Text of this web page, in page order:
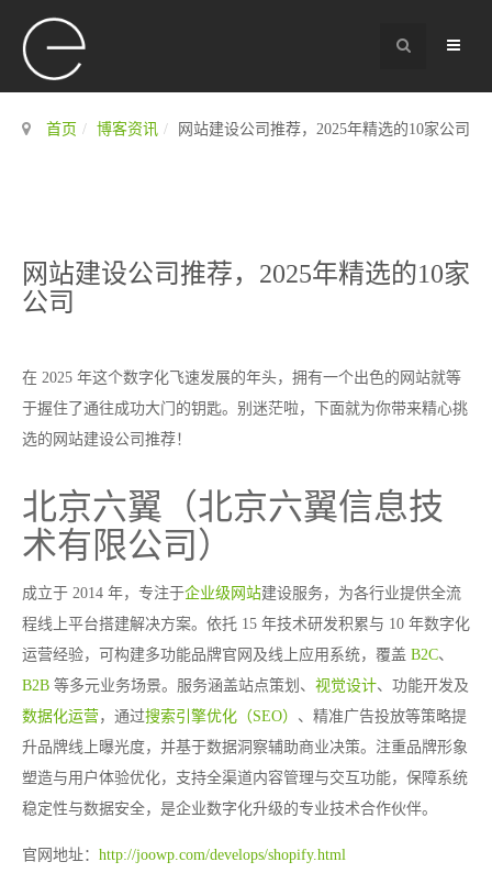
首页 博客资讯 网站建设公司推荐，2025年精选的10家公司
网站建设公司推荐，2025年精选的10家
公司
在 2025 年这个数字化飞速发展的年头，拥有一个出色的网站就等
于握住了通往成功大门的钥匙。别迷茫啦，下面就为你带来精心挑
选的网站建设公司推荐！
北京六翼（北京六翼信息技
术有限公司）
成立于 2014 年，专注于企业级网站建设服务，为各行业提供全流
程线上平台搭建解决方案。依托 15 年技术研发积累与 10 年数字化
运营经验，可构建多功能品牌官网及线上应用系统，覆盖 B2C、
B2B 等多元业务场景。服务涵盖站点策划、 视觉设计、功能开发及
数据化运营 ，通过搜索引擎优化（SEO） 、精准广告投放等策略提
升品牌线上曝光度，并基于数据洞察辅助商业决策。注重品牌形象
塑造与用户体验优化，支持全渠道内容管理与交互功能，保障系统
稳定性与数据安全，是企业数字化升级的专业技术合作伙伴。
官网地址： http://joowp.com/develops/shopify.html